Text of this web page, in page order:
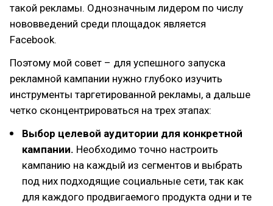
такой рекламы. Однозначным лидером по числу
нововведений среди площадок является
Facebook.
Поэтому мой совет – для успешного запуска
рекламной кампании нужно глубоко изучить
инструменты таргетированной рекламы, а дальше
четко сконцентрироваться на трех этапах:
Выбор целевой аудитории для конкретной
кампании. Необходимо точно настроить
кампанию на каждый из сегментов и выбрать
под них подходящие социальные сети, так как
для каждого продвигаемого продукта одни и те